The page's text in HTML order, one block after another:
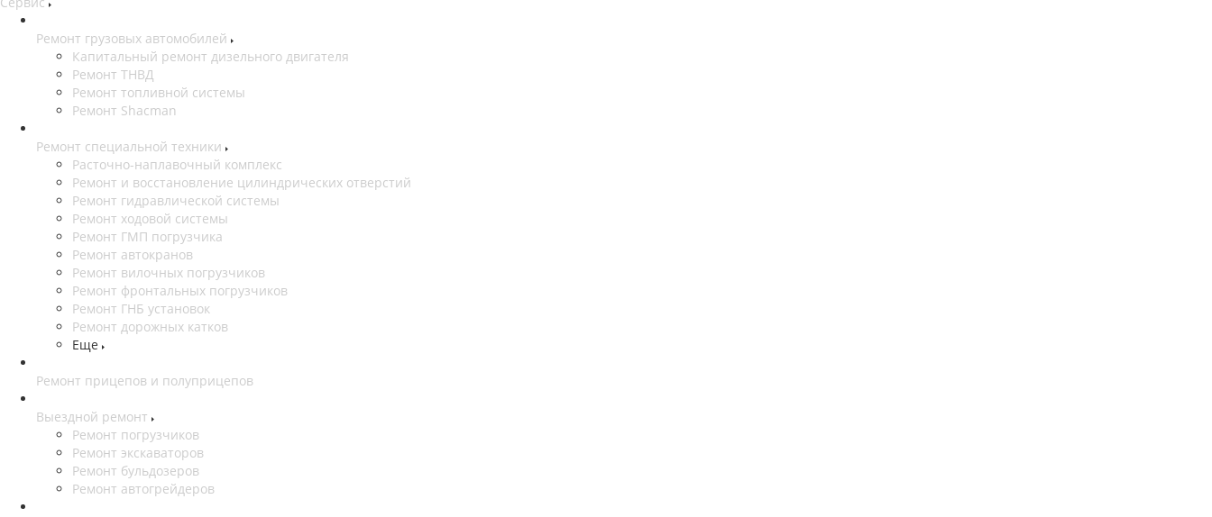
Ремонт грузовых автомобилей
Капитальный ремонт дизельного двигателя
Ремонт ТНВД
Ремонт топливной системы
Ремонт Shacman
Ремонт специальной техники
Расточно-наплавочный комплекс
Ремонт и восстановление цилиндрических отверстий
Ремонт гидравлической системы
Ремонт ходовой системы
Ремонт ГМП погрузчика
Ремонт автокранов
Ремонт вилочных погрузчиков
Ремонт фронтальных погрузчиков
Ремонт ГНБ установок
Ремонт дорожных катков
Еще
Ремонт прицепов и полуприцепов
Выездной ремонт
Ремонт погрузчиков
Ремонт экскаваторов
Ремонт бульдозеров
Ремонт автогрейдеров